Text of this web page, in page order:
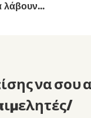
λάβουν...
να σου